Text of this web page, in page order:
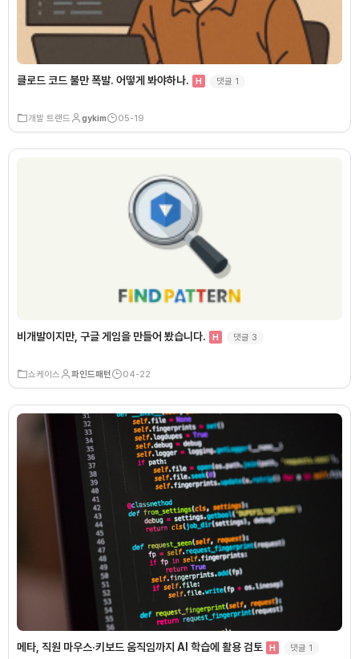
클로드 코드 불만 폭발. 어떻게 봐야하나. H 댓글 1
개발 트랜드 gykim 05-19
비개발이지만, 구글 게임을 만들어 봤습니다. H 댓글 3
쇼케이스 파인드패턴 04-22
메타, 직원 마우스·키보드 움직임까지 AI 학습에 활용 검토 H 댓글 1